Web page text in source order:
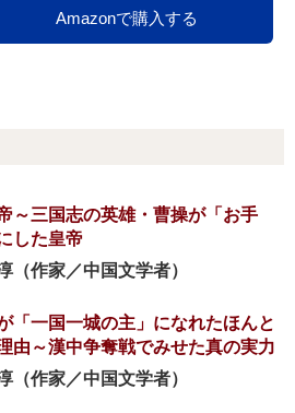
Amazonで購入する
～三国志の英雄・曹操が「お手
した皇帝
（作家／中国文学者）
「一国一城の主」になれたほんと
由～漢中争奪戦でみせた真の実力
（作家／中国文学者）